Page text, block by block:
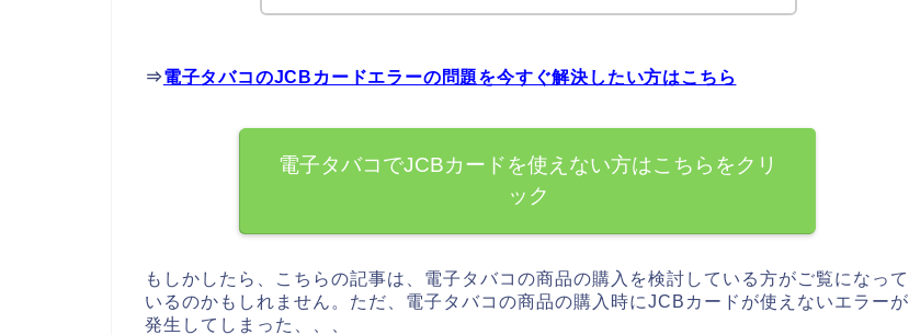
⇒電子タバコのJCBカードエラーの問題を今すぐ解決したい方はこちら
電子タバコでJCBカードを使えない方はこちらをクリ
ック
もしかしたら、こちらの記事は、電子タバコの商品の購入を検討している方がご覧になって
いるのかもしれません。ただ、電子タバコの商品の購入時にJCBカードが使えないエラーが
発生してしまった、、、